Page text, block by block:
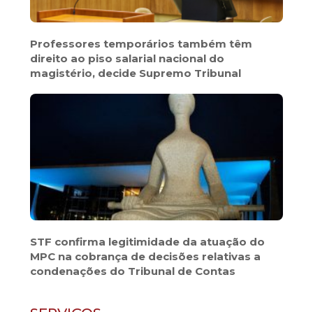
Professores temporários também têm
direito ao piso salarial nacional do
magistério, decide Supremo Tribunal
STF confirma legitimidade da atuação do
MPC na cobrança de decisões relativas a
condenações do Tribunal de Contas